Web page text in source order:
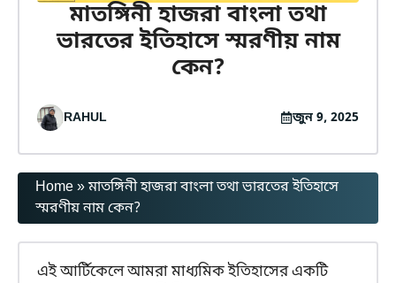
মাতঙ্গিনী হাজরা বাংলা তথা
ভারতের ইতিহাসে স্মরণীয় নাম
কেন?
RAHUL জুন 9, 2025
Home»মাতঙ্গিনী হাজরা বাংলা তথা ভারতের ইতিহাসে
স্মরণীয় নাম কেন?
এই আর্টিকেলে আমরা মাধ্যমিক ইতিহাসের একটি